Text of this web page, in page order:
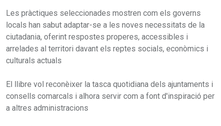
Les pràctiques seleccionades mostren com els governs
locals han sabut adaptar-se a les noves necessitats de la
ciutadania, oferint respostes properes, accessibles i
arrelades al territori davant els reptes socials, econòmics i
culturals actuals
El llibre vol reconèixer la tasca quotidiana dels ajuntaments i
consells comarcals i alhora servir com a font d'inspiració per
a altres administracions